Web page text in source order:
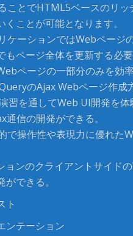
ことでHTML5ベースのリッ
ことが可能となります。
ケーションではWebページ
もページ全体を更新する必
ページの一部分のみを効
のAjax Webページ作成
習を通してWeb UI開発を
信の開発ができる。
で操作性や表現力に優れた
ョンのクライアントサイド
できる。
ト
ンテーション